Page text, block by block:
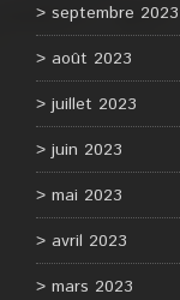
septembre 2023
août 2023
juillet 2023
juin 2023
mai 2023
avril 2023
mars 2023